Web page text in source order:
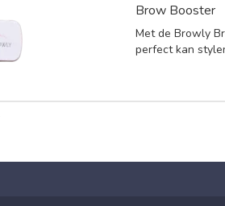
Brow Booster
Met de Browly
perfect kan